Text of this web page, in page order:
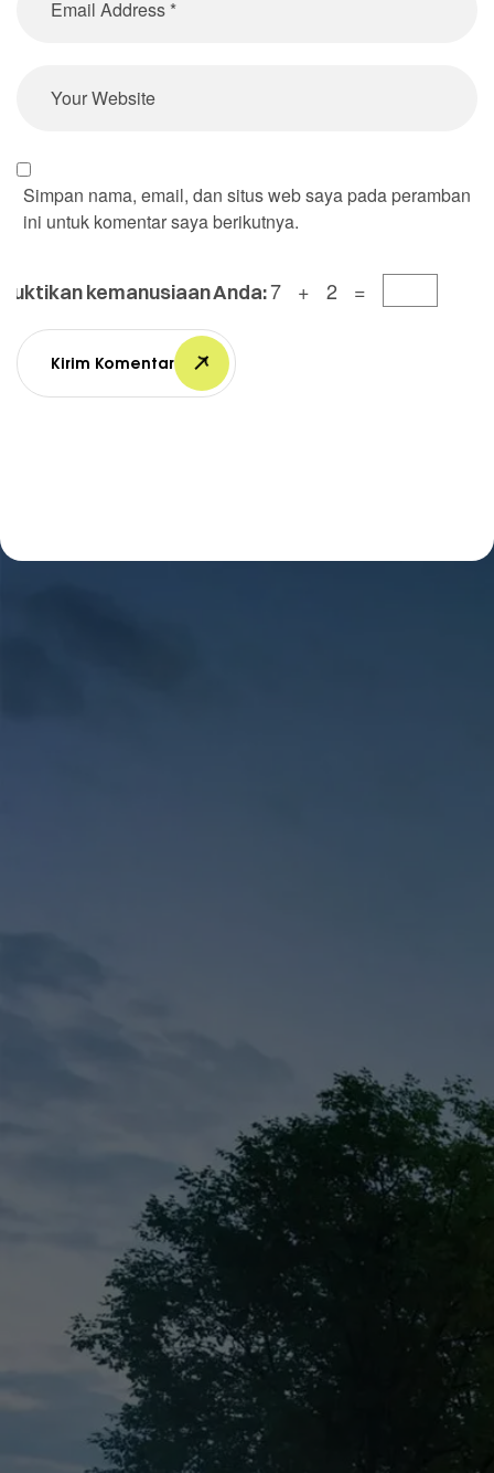
Simpan nama, email, dan situs web saya pada peramban
ini untuk komentar saya berikutnya.
Buktikan kemanusiaan Anda:7 + 2 =
Kirim Komentar